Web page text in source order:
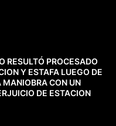
RESULTÓ PROCESADO
Y ESTAFA LUEGO DE
MANIOBRA CON UN
DE ESTACION